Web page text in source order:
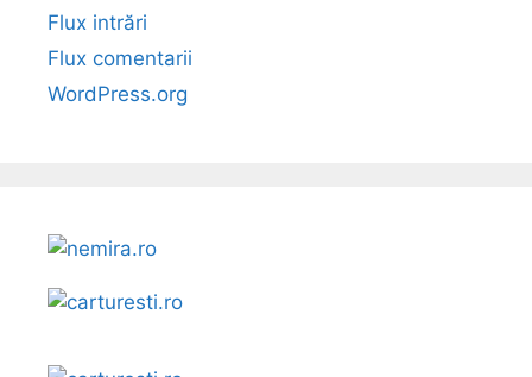
Flux intrări
Flux comentarii
WordPress.org